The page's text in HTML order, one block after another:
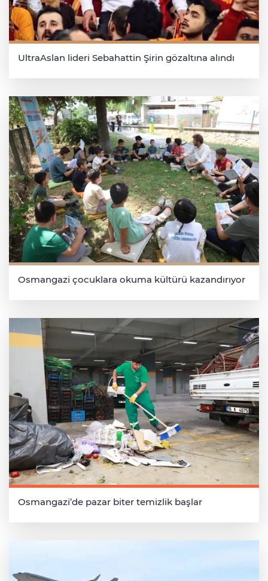
UltraAslan lideri Sebahattin Şirin gözaltına alındı
Osmangazi çocuklara okuma kültürü kazandırıyor
Osmangazi’de pazar biter temizlik başlar